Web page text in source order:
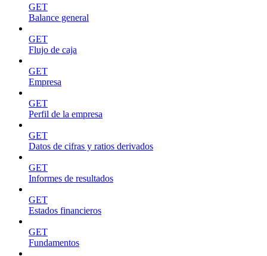
GET
Balance general
GET
Flujo de caja
GET
Empresa
GET
Perfil de la empresa
GET
Datos de cifras y ratios derivados
GET
Informes de resultados
GET
Estados financieros
GET
Fundamentos